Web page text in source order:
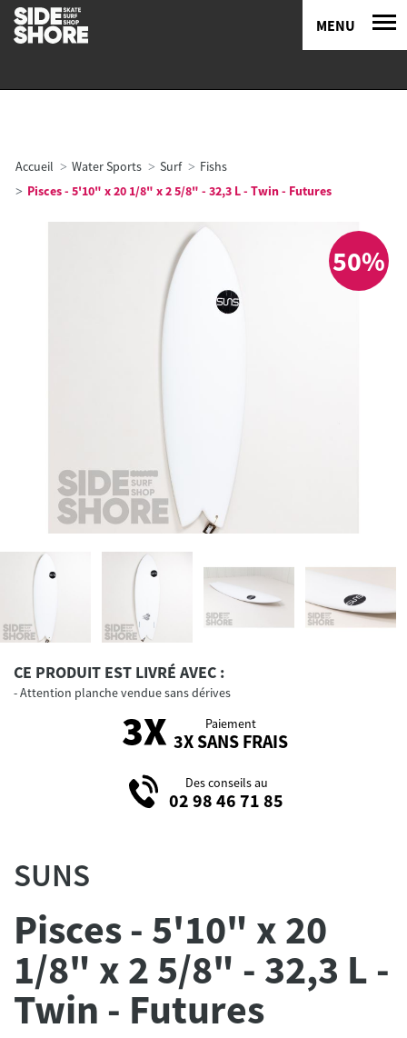
MENU
Accueil Water Sports Surf
Fishs
Pisces - 5'10" x 20 1/8" x 2 5/8" - 32,3 L - Twin - Futures
50%
CE PRODUIT EST LIVRÉ AVEC :
Attention planche vendue sans dérives
Paiement
3X SANS FRAIS
Des conseils au
02 98 46 71 85
SUNS
Pisces - 5'10" x 20
1/8" x 2 5/8" - 32,3 L -
Twin - Futures